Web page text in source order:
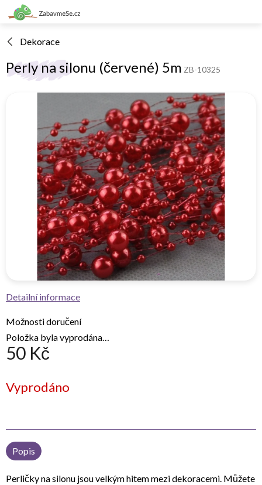
Přejít
na
Dekorace
Perly na silonu (červené) 5m ZB-10325
50 Kč
cena:
Vyprodáno
Možnosti doručení
Položka byla vyprodána…
Detailní informace
Popis
Perličky na silonu jsou velkým hitem mezi dekoracemi. Můžete